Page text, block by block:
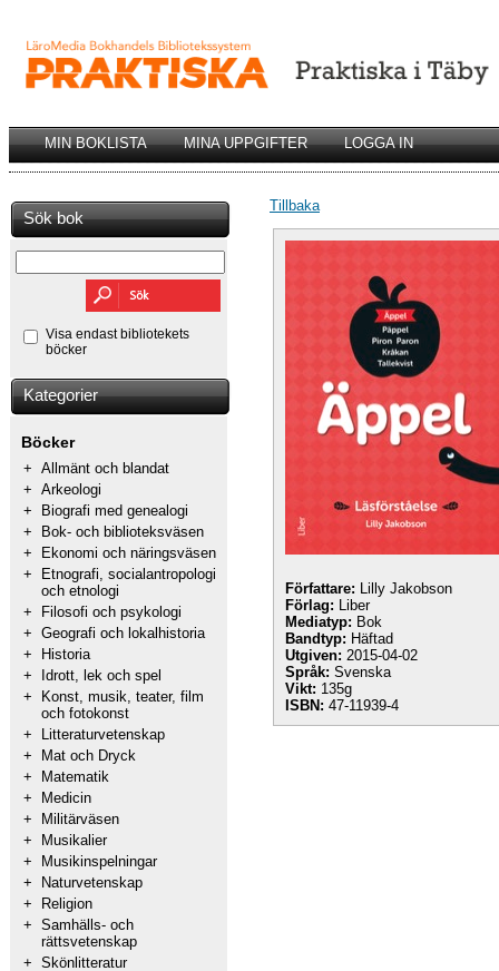
MIN BOKLISTA MINA UPPGIFTER LOGGA IN
Sök bok
Visa endast bibliotekets
böcker
Kategorier
Böcker
+ Allmänt och blandat
+ Arkeologi
+
Biografi med genealogi
+
Bok- och biblioteksväsen
+
Ekonomi och näringsväsen
+
Etnografi, socialantropologi
och etnologi
+
Filosofi och psykologi
+ Geografi och lokalhistoria
+
Historia
+
Idrott, lek och spel
+
Konst, musik, teater, film
och fotokonst
+
Litteraturvetenskap
+
Mat och Dryck
+
Matematik
+
Medicin
+
Militärväsen
+
Musikalier
+
Musikinspelningar
+
Naturvetenskap
+
Religion
+ Samhälls- och
rättsvetenskap
+ Skönlitteratur
Tillbaka
Författare: Lilly Jakobson
Förlag: Liber
Mediatyp: Bok
Bandtyp: Häftad
Utgiven: 2015-04-02
Språk: Svenska
Vikt: 135g
ISBN: 47-11939-4